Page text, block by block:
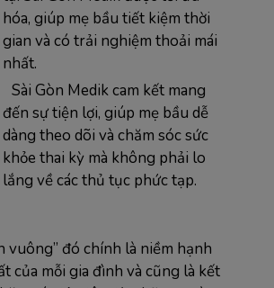
hóa, giúp mẹ bầu tiết kiệm thời
gian và có trải nghiệm thoải mái
nhất.
Sài Gòn Medik cam kết mang
đến sự tiện lợi, giúp mẹ bầu dễ
dàng theo dõi và chăm sóc sức
khỏe thai kỳ mà không phải lo
lắng về các thủ tục phức tạp.
vuông” đó chính là niềm hạnh
của mỗi gia đình và cũng là kết